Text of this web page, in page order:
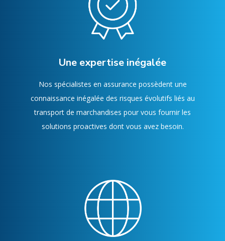
Une expertise inégalée
Nos spécialistes en assurance possèdent une
connaissance inégalée des risques évolutifs liés au
transport de marchandises pour vous fournir les
solutions proactives dont vous avez besoin.